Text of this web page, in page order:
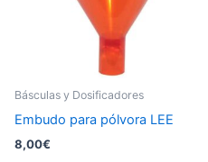
Básculas y Dosificadores
Embudo para pólvora LEE
8,00€